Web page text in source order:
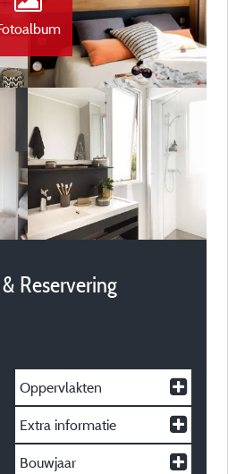
Reservering
Oppervlakten
Extra informatie
Bouwjaar